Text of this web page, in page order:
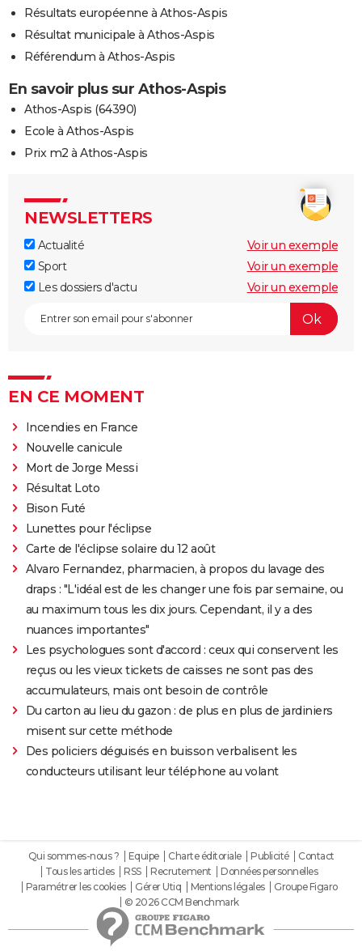
Résultats européenne à Athos-Aspis
Résultat municipale à Athos-Aspis
Référendum à Athos-Aspis
En savoir plus sur Athos-Aspis
Athos-Aspis (64390)
Ecole à Athos-Aspis
Prix m2 à Athos-Aspis
NEWSLETTERS
Actualité
Voir un exemple
Sport
Voir un exemple
Les dossiers d'actu
Voir un exemple
EN CE MOMENT
Incendies en France
Nouvelle canicule
Mort de Jorge Messi
Résultat Loto
Bison Futé
Lunettes pour l'éclipse
Carte de l'éclipse solaire du 12 août
Alvaro Fernandez, pharmacien, à propos du lavage des
draps : "L'idéal est de les changer une fois par semaine, ou
au maximum tous les dix jours. Cependant, il y a des
nuances importantes"
Les psychologues sont d'accord : ceux qui conservent les
reçus ou les vieux tickets de caisses ne sont pas des
accumulateurs, mais ont besoin de contrôle
Du carton au lieu du gazon : de plus en plus de jardiniers
misent sur cette méthode
Des policiers déguisés en buisson verbalisent les
conducteurs utilisant leur téléphone au volant
Qui sommes-nous ? Equipe Charte éditoriale Publicité
Contact
Tous les articles
RSS Recrutement
Données personnelles
Paramétrer les cookies
Gérer Utiq Mentions légales
Groupe Figaro
© 2026 CCM Benchmark